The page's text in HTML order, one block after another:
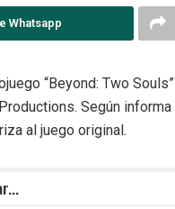
Whatsapp
“Beyond: Two Souls”
Según informa
al juego original.